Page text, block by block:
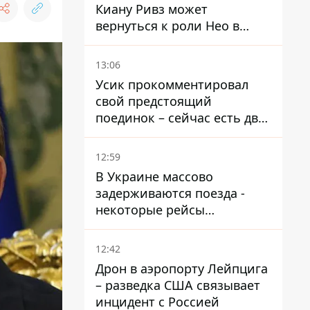
Киану Ривз может
вернуться к роли Нео в
пятой части
13:06
Усик прокомментировал
свой предстоящий
поединок – сейчас есть два
варианта
12:59
В Украине массово
задерживаются поезда -
некоторые рейсы
опаздывают более чем на
12 часов
12:42
Дрон в аэропорту Лейпцига
– разведка США связывает
инцидент с Россией